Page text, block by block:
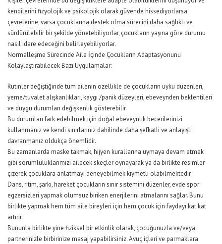
kendilerini fizyolojik ve psikolojik olarak güvende hissediyorlarsa
çevrelerine, varsa çocuklarına destek olma sürecini daha sağlıklı ve
sürdürülebilir bir şekilde yönetebiliyorlar, çocukların yaşına göre durumu
nasıl idare edeceğini belirleyebiliyorlar.
Normalleşme Sürecinde Aile İçinde Çocukların Adaptasyonunu
Kolaylaştırabilecek Bazı Uygulamalar:
Rutinler değiştiğinde tüm ailenin özellikle de çocukların uyku düzenleri,
yeme/tuvalet alışkanlıkları, kaygı /panik düzeyleri, ebeveynden beklentileri
ve duygu durumları değişkenlik gösterebilir.
Bu durumları fark edebilmek için doğal ebeveynlik becerilerinizi
kullanmanız ve kendi sınırlarınız dahilinde daha şefkatli ve anlayışlı
davranmanız oldukça önemlidir.
Bu zamanlarda maske takmak, hijyen kurallarına uymaya devam etmek
gibi sorumluluklarımızı ailecek skeçler oynayarak ya da birlikte resimler
çizerek çocuklara anlatmayı deneyebilmek kıymetli olabilmektedir.
Dans, ritim, şarkı, hareket çocukların sinir sistemini düzenler, evde spor
egzersizleri yapmak olumsuz biriken enerjilerini atmalarını sağlar. Bunu
birlikte yapmak hem tüm aile bireyleri için hem çocuk için faydayı kat kat
artırır.
Bununla birlikte yine fiziksel bir etkinlik olarak, çocuğunuzla ve/veya
partnerinizle birbirinize masaj yapabilirsiniz. Avuç içleri ve parmaklara